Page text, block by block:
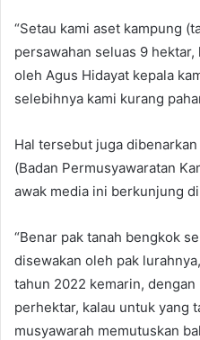
“Setau kami aset kampung
persawahan seluas 9
oleh Agus Hidayat kepala
selebihnya kami kurang
Hal tersebut juga
(Badan Permusyawaratan
awak media ini berkunjung
“Benar pak tanah bengkok
disewakan oleh pak
tahun 2022 kemarin,
perhektar, kalau untuk yang
musyawarah memutuskan